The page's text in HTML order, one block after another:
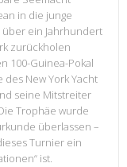
in die junge
ein Jahrhundert
zurückholen
100-Guinea-Pokal
New York Yacht
seine Mitstreiter
Trophäe wurde
überlassen –
Turnier ein
ist.